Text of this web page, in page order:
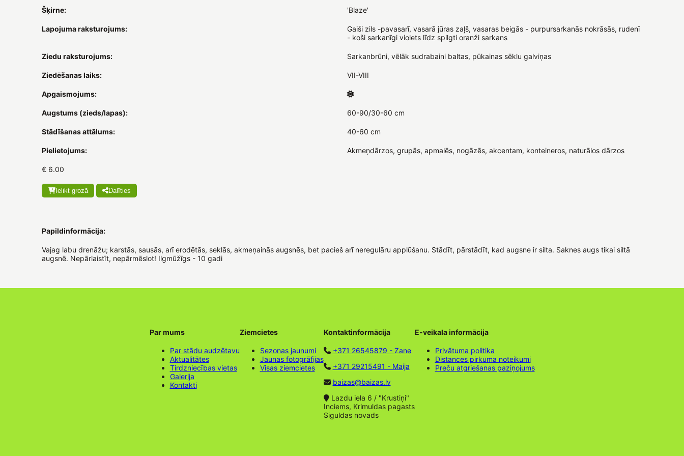
Šķirne: 'Blaze'
Lapojuma raksturojums:
Gaiši zils -pavasarī, vasarā jūras zaļš, vasaras beigās - purpursarkanās nokrāsās, rudenī
- koši sarkanīgi violets līdz spilgti oranži sarkans
Ziedu raksturojums: Sarkanbrūni, vēlāk sudrabaini baltas, pūkainas sēklu galviņas
Ziedēšanas laiks: VII-VIII
Apgaismojums:
Augstums (zieds/lapas): 60-90/30-60 cm
Stādīšanas attālums: 40-60 cm
Pielietojums: Akmeņdārzos, grupās, apmalēs, nogāzēs, akcentam, konteineros, naturālos dārzos
€ 6.00
Ielikt grozā Dalīties
Papildinformācija:
Vajag labu drenāžu; karstās, sausās, arī erodētās, seklās, akmeņainās augsnēs, bet pacieš arī neregulāru applūšanu. Stādīt, pārstādīt, kad augsne ir silta. Saknes augs tikai siltā
augsnē. Nepārlaistīt, nepārmēslot! Ilgmūžīgs - 10 gadi
Par mums
Par stādu audzētavu
Aktualitātes
Tirdzniecības vietas
Galerija
Kontakti
Ziemcietes
Sezonas jaunumi
Jaunas fotogrāfijas
Visas ziemcietes
Kontaktinformācija
+371 26545879 - Zane
+371 29215491 - Maija
baizas@baizas.lv
Lazdu iela 6 / "Krustiņi"
Inciems, Krimuldas pagasts
Siguldas novads
E-veikala informācija
Privātuma politika
Distances pirkuma noteikumi
Preču atgriešanas paziņojums